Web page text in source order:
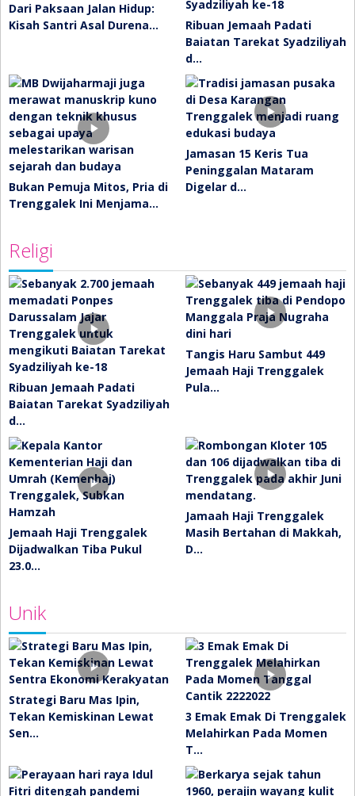
Dari Paksaan Jalan Hidup:
Kisah Santri Asal Durena…
Ribuan Jemaah Padati
Baiatan Tarekat Syadziliyah
d…
Bukan Pemuja Mitos, Pria di
Trenggalek Ini Menjama…
Jamasan 15 Keris Tua
Peninggalan Mataram
Digelar d…
Religi
Ribuan Jemaah Padati
Baiatan Tarekat Syadziliyah
d…
Tangis Haru Sambut 449
Jemaah Haji Trenggalek
Pula…
Jemaah Haji Trenggalek
Dijadwalkan Tiba Pukul
23.0…
Jamaah Haji Trenggalek
Masih Bertahan di Makkah,
D…
Unik
Strategi Baru Mas Ipin,
Tekan Kemiskinan Lewat
Sen…
3 Emak Emak Di Trenggalek
Melahirkan Pada Momen
T…